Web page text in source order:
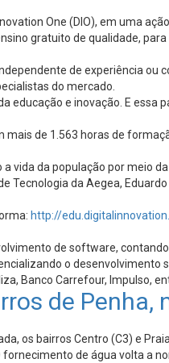
One (DIO), em uma
gratuito de qualidade,
de experiência
do mercado.
e inovação. E
de 1.563 horas de
da população por meio
Tecnologia da Aegea, Eduardo
http://
de software,
o desenvolvimento
Banco Carrefour, Impulso,
de
os bairros Centro (C3) e
de água volta a